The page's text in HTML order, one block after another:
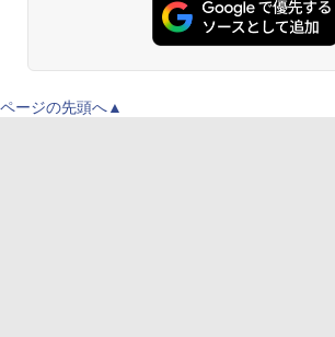
ページの先頭へ▲